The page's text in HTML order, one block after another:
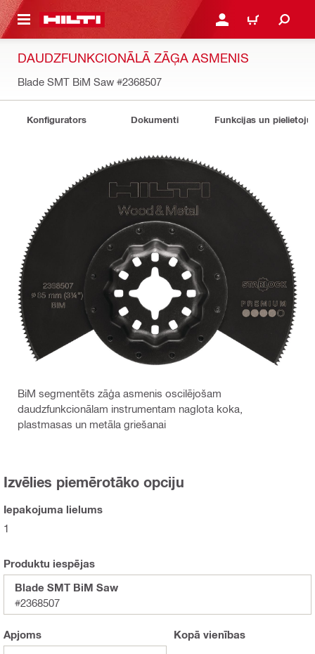
SATURU PIESLĒGTIES VAI
IEPIRKŠANĀS
DAUDZFUNKCIONĀLĀ ZĀĢA ASMENIS
Blade SMT BiM Saw #2368507
Konfigurators Dokumenti Funkcijas un
BiM segmentēts zāģa asmenis oscilējošam
daudzfunkcionālam instrumentam naglota koka,
plastmasas un metāla griešanai
Izvēlies piemērotāko opciju
Iepakojuma lielums
1
Produktu iespējas
Blade SMT BiM Saw
#2368507
Apjoms Kopā vienības